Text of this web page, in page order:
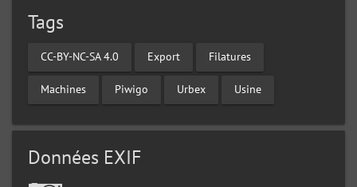
Tags
CC-BY-NC-SA 4.0 Export Filatures
Machines Piwigo Urbex Usine
Données EXIF